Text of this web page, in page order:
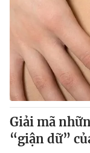
Giải mã
“giận dữ”